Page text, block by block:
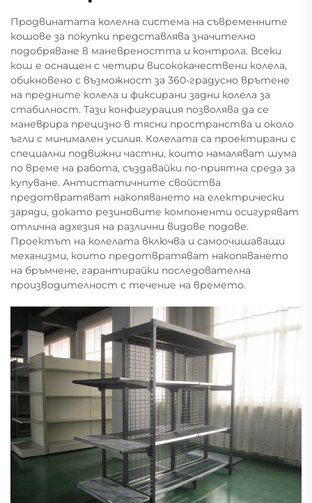
Продвинатата колелна система на съвременните
кошове за покупки представлява значително
подобряване в маневреността и контрола. Всеки
кош е оснащен с четири висококачествени колела,
обикновено с възможност за 360-градусно врътене
на предните колела и фиксирани задни колела за
стабилност. Тази конфигурация позволява да се
маневрира прецизно в тясни пространства и около
ъгли с минимален усилия. Колелата са проектирани с
специални подвижни частни, които намаляват шума
по време на работа, създавайки по-приятна среда за
купуване. Антистатичните свойства
предотвратяват накопяването на електрически
заряди, докато резиновите компоненти осигуряват
отлична адхезия на различни видове подове.
Проектът на колелата включва и самоочишаващи
механизми, които предотвратяват накопяването
на бръмчене, гарантирайки последователна
производителност с течение на времето.